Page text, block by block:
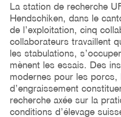
La station de recherche
Hendschiken, dans le
de l’exploitation, cinq
collaborateurs travaillent
les stabulations,
mènent les essais. Des
modernes pour les porcs,
d’engraissement
recherche axée sur la
conditions d’élevage